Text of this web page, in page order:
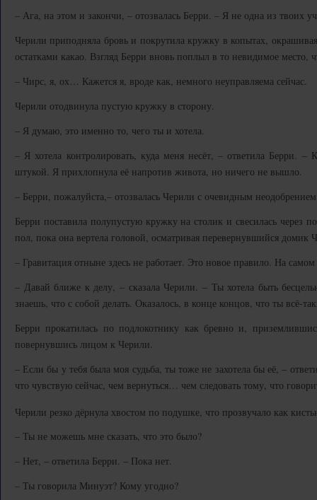
– Ага, на этом и закончи, – отозвалась Берри. – Я не одна из твоих
Черили приподняла бровь и покрутила кружку в копытах,
остатками какао. Взгляд Берри вновь поплыл в то невидимое место,
– Чирс, я, ох… Кажется я, вроде как, немного неуправляема сейчас.
Черили отодвинула пустую кружку в сторону.
– Я думаю, это именно то, чего ты и хотела.
– Я хотела контролировать, куда меня несёт, – ответила Берри. –
штукой. Я прихлопнула её напротив живота, но ничего не вышло.
– Берри, пожалуйста,– отозвалась Черили с очевидным
Берри поставила полупустую кружку на столик и свесилась через
пол, пока она вертела головой, осматривая перевернувшийся домик
– Гравитация отныне здесь не работает. Это новое правило. На
– Давай ближе к делу, – сказала Черили. – Ты хотела быть
знаешь, что с собой делать. Оказалось, в конце концов, что ты всё-
Берри прокатилась по подлокотнику как бревно и,
повернувшись лицом к Черили.
– Если бы у тебя была моя судьба, ты тоже не захотела бы её, –
что чувствую сейчас, чем вернуться… чем следовать тому, что
Черили резко дёрнула хвостом по подушке, что прозвучало как
– Ты не можешь мне сказать, что это было?
– Нет, – ответила Берри. – Пока нет.
– Ты говорила Минуэт? Кому угодно?